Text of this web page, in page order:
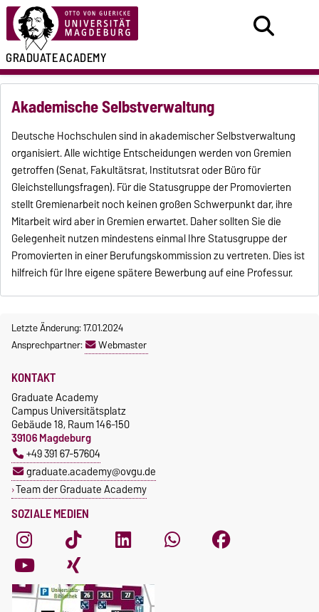
GRADUATEACADEMY
Akademische Selbstverwaltung
Deutsche Hochschulen sind in akademischer Selbstverwaltung
organisiert. Alle wichtige Entscheidungen werden von Gremien
getroffen (Senat, Fakultätsrat, Institutsrat oder Büro für
Gleichstellungsfragen). Für die Statusgruppe der Promovierten
stellt Gremienarbeit noch keinen großen Schwerpunkt dar, ihre
Mitarbeit wird aber in Gremien erwartet. Daher sollten Sie die
Gelegenheit nutzen mindestens einmal Ihre Statusgruppe der
Promovierten in einer Berufungskommission zu vertreten. Dies ist
hilfreich für Ihre eigene spätere Bewerbung auf eine Professur.
Letzte Änderung: 17.01.2024
Ansprechpartner:
Webmaster
SOZIALE MEDIEN
KONTAKT
Graduate Academy
Campus Universitätsplatz
Gebäude 18, Raum 146-150
39106 Magdeburg
+49 391 67-57604
graduate.academy@ovgu.de
Team der Graduate Academy